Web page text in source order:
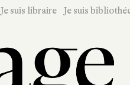
Je suis libraire Je suis